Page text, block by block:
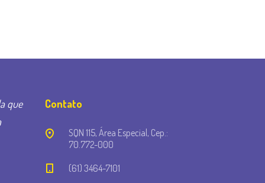
que
Contato
SQN 115, Área Especial, Cep.:
70.772-000
(61) 3464-7101